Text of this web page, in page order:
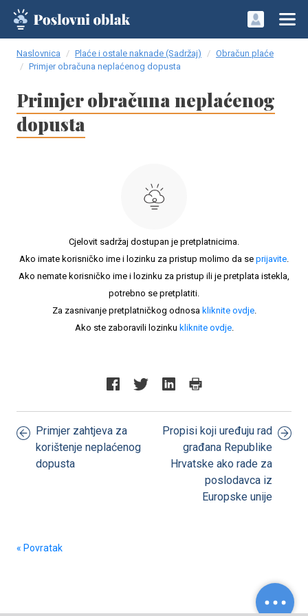
Naslovnica Plaće i ostale naknade (Sadržaj)
Obračun plaće
Primjer obračuna neplaćenog dopusta
Primjer obračuna neplaćenog
dopusta
Cjelovit sadržaj dostupan je pretplatnicima.
Ako imate korisničko ime i lozinku za pristup molimo da se prijavite.
Ako nemate korisničko ime i lozinku za pristup ili je pretplata istekla,
potrebno se pretplatiti.
Za zasnivanje pretplatničkog odnosa kliknite ovdje.
Ako ste zaboravili lozinku kliknite ovdje.
Primjer zahtjeva za
korištenje neplaćenog
dopusta
Propisi koji uređuju rad
građana Republike
Hrvatske ako rade za
poslodavca iz
Europske unije
« Povratak